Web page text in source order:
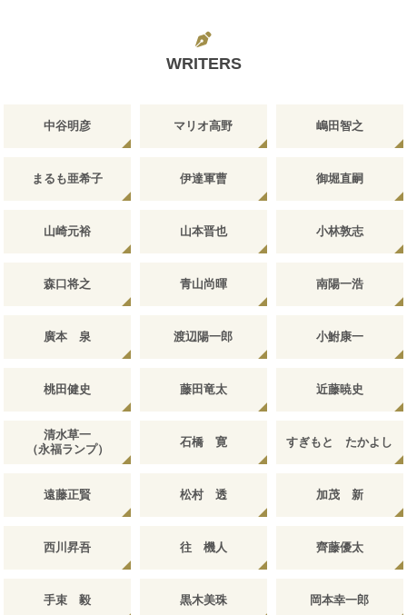
WRITERS
中谷明彦 マリオ高野 嶋田智之
まるも亜希子 伊達軍曹 御堀直嗣
山崎元裕 山本晋也 小林敦志
森口将之 青山尚暉 南陽一浩
廣本 泉 渡辺陽一郎 小鮒康一
桃田健史 藤田竜太 近藤暁史
清水草一
（永福ランプ）
石橋 寛 すぎもと たかよし
遠藤正賢 松村 透 加茂 新
西川昇吾 往 機人 齊藤優太
手束 毅 黒木美珠 岡本幸一郎